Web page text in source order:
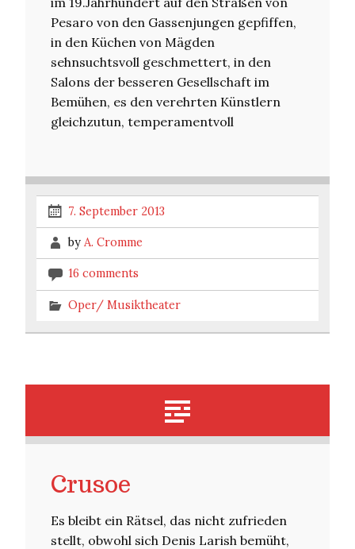
Pesaro von den Gassenjungen gepfiffen,
in den Küchen von Mägden
sehnsuchtsvoll geschmettert, in den
Salons der besseren Gesellschaft im
Bemühen, es den verehrten Künstlern
gleichzutun, temperamentvoll
7. September 2013
by A. Cromme
16 comments
Oper/ Musiktheater
Crusoe
Es bleibt ein Rätsel, das nicht zufrieden
stellt, obwohl sich Denis Larish bemüht,